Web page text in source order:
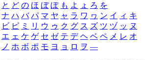
と ど の ほ ぼ ぽ も よ ょ ろ を
ナ ハ バ パ マ ヤ ャ ラ ワ ヮ ン イ ィ キ
ビ ピ ミ リ ウ ゥ ク グ ス ズ ツ ヅ ッ ヌ
エ ェ ケ ゲ セ ゼ テ デ ヘ ベ ペ メ レ オ
ノ ホ ボ ポ モ ヨ ョ ロ ヲ ―